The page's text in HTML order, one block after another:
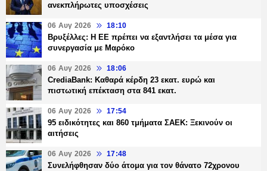
ανεκπλήρωτες υποσχέσεις
06 Αυγ 2026 18:10
Βρυξέλλες: Η ΕΕ πρέπει να εξαντλήσει τα μέσα για
συνεργασία με Μαρόκο
06 Αυγ 2026 18:06
CrediaBank: Καθαρά κέρδη 23 εκατ. ευρώ και
πιστωτική επέκταση στα 841 εκατ.
06 Αυγ 2026 17:54
95 ειδικότητες και 860 τμήματα ΣΑΕΚ: Ξεκινούν οι
αιτήσεις
06 Αυγ 2026 17:48
Συνελήφθησαν δύο άτομα για τον θάνατο 72χρονου